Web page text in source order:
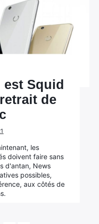
Squid
de
les
doivent faire sans
d'antan, News
possibles,
aux côtés de